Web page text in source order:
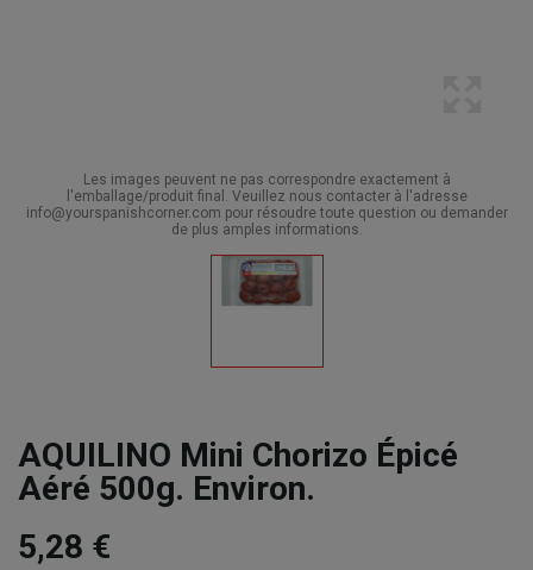
Les images peuvent ne pas correspondre exactement à
l'emballage/produit final. Veuillez nous contacter à l'adresse
info@yourspanishcorner.com pour résoudre toute question ou demander
de plus amples informations.
AQUILINO Mini Chorizo Épicé
Aéré 500g. Environ.
5,28 €